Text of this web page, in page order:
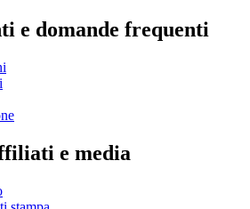
e domande frequenti
e media